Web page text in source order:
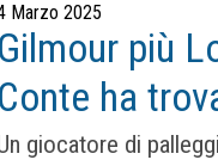
Marzo 2025
Gilmour più
Conte ha
giocatore di